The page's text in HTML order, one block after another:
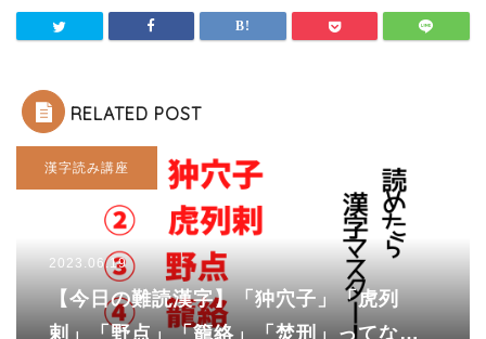
RELATED POST
漢字読み講座
2023.06.19
【今日の難読漢字】「狆穴子」「虎列
剌」「野点」「籠絡」「焚刑」ってなん